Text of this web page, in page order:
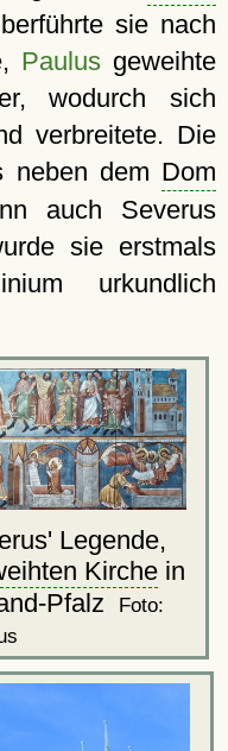
sie nach
Paulusgeweihte
wodurch sich
verbreitete. Die
neben dem Dom
auch Severus
sie erstmals
urkundlich
Legende,
Kirchein
Pfalz
Foto: